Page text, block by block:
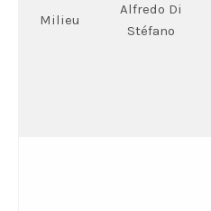
Milieu
Alfredo Di
Stéfano